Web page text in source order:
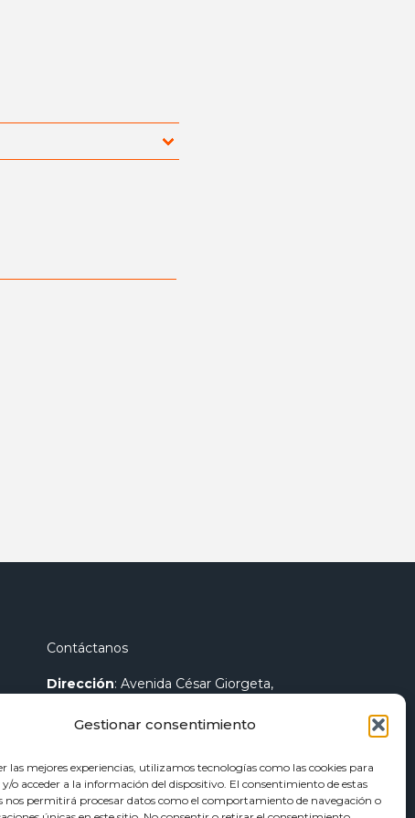
Gestionar consentimiento
las mejores experiencias, utilizamos tecnologías como las cookies para
o acceder a la información del dispositivo. El consentimiento de estas
nos permitirá procesar datos como el comportamiento de navegación o
Contáctanos
Dirección: Avenida César Giorgeta,
Fax:96 096 89 14
Contacto General:info@euroweld.es